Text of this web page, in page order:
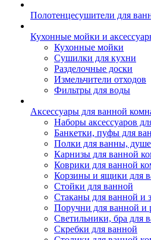
Полотенцесушители для
Кухонные мойки и
Кухонные мойки
Сушилки для кухни
Разделочные доски
Измельчители отходов
Фильтры для воды
Аксессуары для ванной
Наборы аксессуаров
Банкетки, пуфы для
Полки для ванны,
Карнизы для ванной
Коврики для ванной
Корзины и ящики для
Стойки для ванной
Стаканы для ванной и
Поручни для ванной и
Светильники, бра для
Скребки для ванной